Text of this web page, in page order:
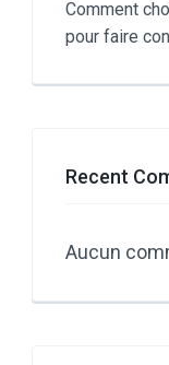
Comment
pour faire
Recent
Aucun